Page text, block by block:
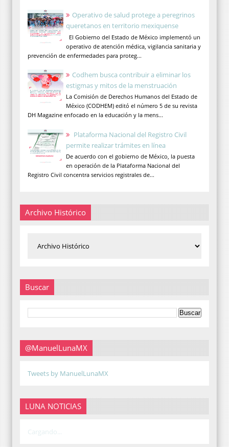
Operativo de salud protege a peregrinos
queretanos en territorio mexiquense
El Gobierno del Estado de México implementó un
operativo de atención médica, vigilancia sanitaria y
prevención de enfermedades para proteg...
Codhem busca contribuir a eliminar los
estigmas y mitos de la menstruación
La Comisión de Derechos Humanos del Estado de
México (CODHEM) editó el número 5 de su revista
DH Magazine enfocado en la educación y la mens...
Plataforma Nacional del Registro Civil
permite realizar trámites en línea
De acuerdo con el gobierno de México, la puesta
en operación de la Plataforma Nacional del
Registro Civil concentra servicios registrales de...
Archivo Histórico
Buscar
@ManuelLunaMX
Tweets by ManuelLunaMX
LUNA NOTICIAS
Cargando...